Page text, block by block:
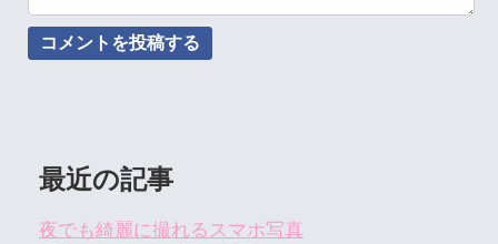
最近の記事
夜でも綺麗に撮れるスマホ写真